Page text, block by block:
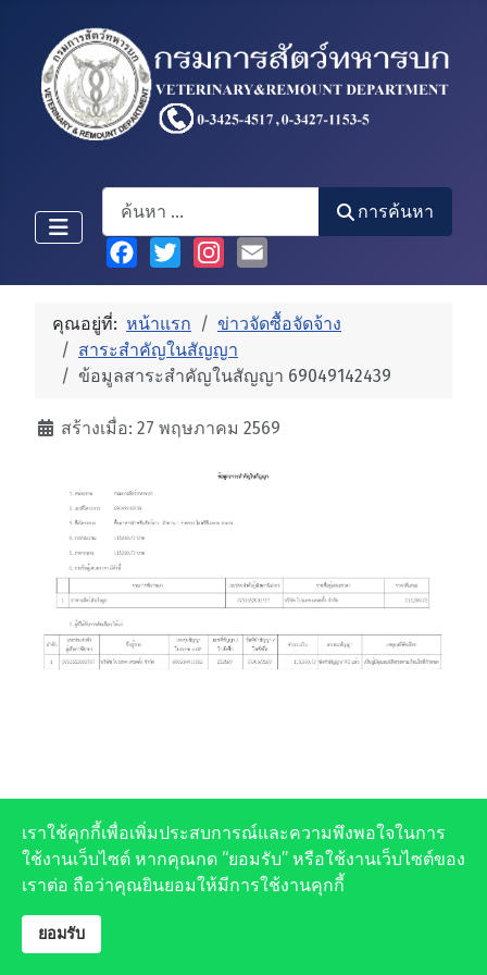
Search
การค้นหา
Facebook
TwitterInstagram
Email
คุณอยู่ที่: หน้าแรก
ข่าวจัดซื้อจัดจ้าง
สาระสำคัญในสัญญา
ข้อมูลสาระสำคัญในสัญญา 69049142439
รายละเอียด
สร้างเมื่อ: 27 พฤษภาคม 2569
เราใช้คุกกี้เพื่อเพิ่มประสบการณ์และความพึงพอใจในการ
ใช้งานเว็บไซต์ หากคุณกด “ยอมรับ” หรือใช้งานเว็บไซต์ของ
เราต่อ ถือว่าคุณยินยอมให้มีการใช้งานคุกกี้
ยอมรับ